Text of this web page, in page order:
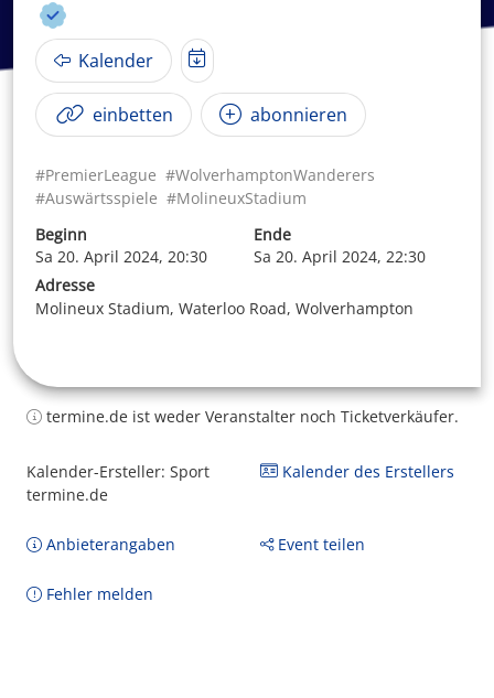
Kalender
einbetten abonnieren
#PremierLeague #WolverhamptonWanderers
#Auswärtsspiele #MolineuxStadium
Beginn
Sa 20. April 2024, 20:30
Ende
Sa 20. April 2024, 22:30
Adresse
Molineux Stadium, Waterloo Road, Wolverhampton
termine.de ist weder Veranstalter noch Ticketverkäufer.
Kalender-Ersteller: Sport
termine.de
Kalender des Erstellers
Anbieterangaben Event teilen
Fehler melden